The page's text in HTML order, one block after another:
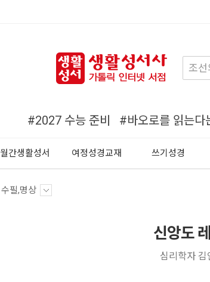
#2027 수능 준비 #바오로를 읽는다
월간생활성서 여정성경교재 쓰기성경
수필,명상
신앙도
심리학자 김